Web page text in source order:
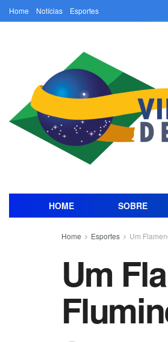
Home Notícias Esportes
HOME SOBRE
Home Esportes Um
Um